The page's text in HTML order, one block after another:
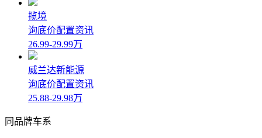
揽境
询底价配置资讯
26.99-29.99万
威兰达新能源
询底价配置资讯
25.88-29.98万
同品牌车系